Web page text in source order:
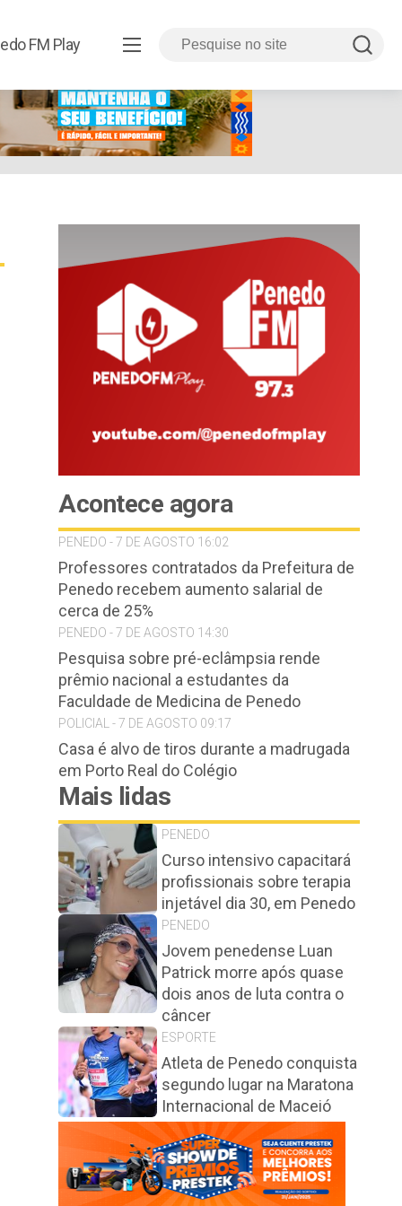
FM Play
Acontece agora
PENEDO - 7 DE AGOSTO 16:02
Professores contratados da Prefeitura de
Penedo recebem aumento salarial de
cerca de 25%
PENEDO - 7 DE AGOSTO 14:30
Pesquisa sobre pré-eclâmpsia rende
prêmio nacional a estudantes da
Faculdade de Medicina de Penedo
POLICIAL - 7 DE AGOSTO 09:17
Casa é alvo de tiros durante a madrugada
em Porto Real do Colégio
Mais lidas
PENEDO
Curso intensivo capacitará
profissionais sobre terapia
injetável dia 30, em Penedo
PENEDO
Jovem penedense Luan
Patrick morre após quase
dois anos de luta contra o
câncer
ESPORTE
Atleta de Penedo conquista
segundo lugar na Maratona
Internacional de Maceió